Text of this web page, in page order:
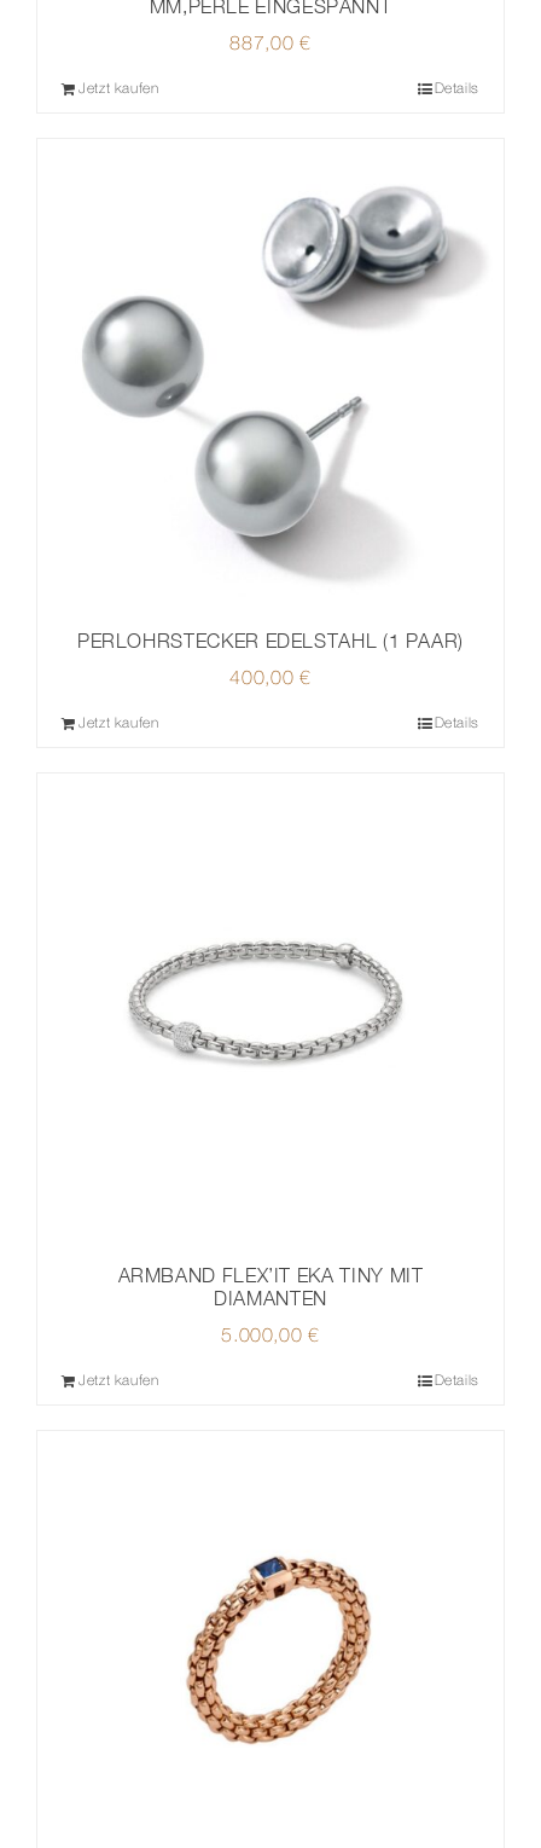
MM,PERLE EINGESPANNT
887,00 €
Jetzt kaufen Details
PERLOHRSTECKER EDELSTAHL (1 PAAR)
400,00 €
Jetzt kaufen Details
ARMBAND FLEX’IT EKA TINY MIT
DIAMANTEN
5.000,00€
Jetzt kaufen Details